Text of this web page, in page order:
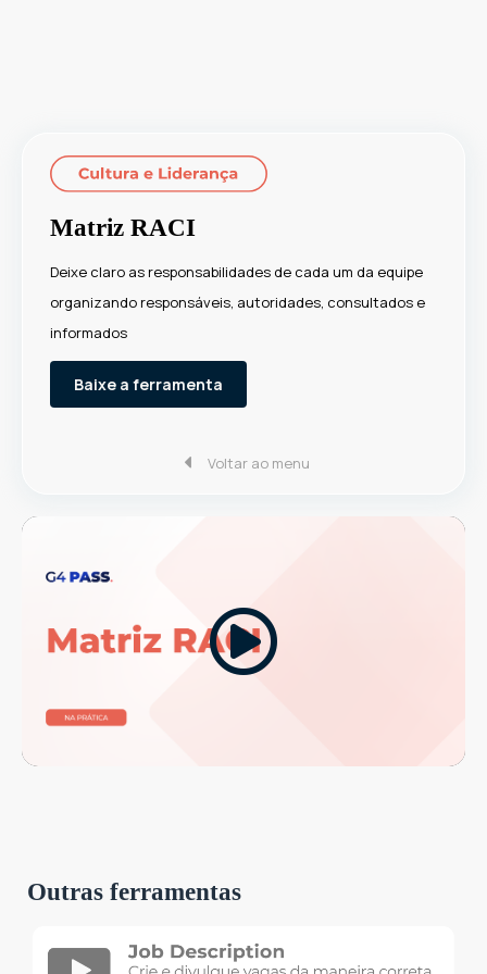
Matriz RACI
Deixe claro as responsabilidades de cada um da equipe
organizando responsáveis, autoridades, consultados e
informados
Baixe a ferramenta
Voltar ao menu
Outras ferramentas